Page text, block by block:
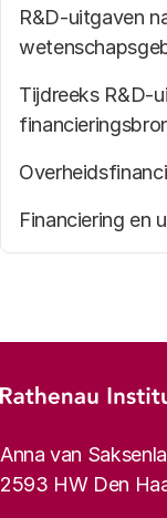
R&D-uitgaven
Tijdreeks R&D-
Financiering en
Footer-
Rathenau logo,
Anna van
2593 HW Den